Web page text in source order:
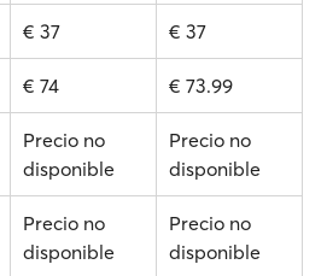
€ 37 € 37
€ 74 € 73.99
Precio no
disponible
Precio no
disponible
Precio no
disponible
Precio no
disponible